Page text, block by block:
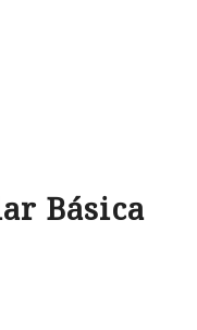
Básica